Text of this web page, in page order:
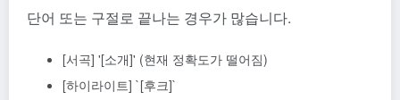
단어 또는 구절로 끝나는 경우가 많습니다.
[서곡] '[소개]' (현재 정확도가 떨어짐)
[하이라이트] `[후크]`